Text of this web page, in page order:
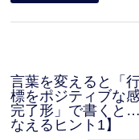
言葉を変えると「
標をポジティブな
完了形」で書くと
なえるヒント1】